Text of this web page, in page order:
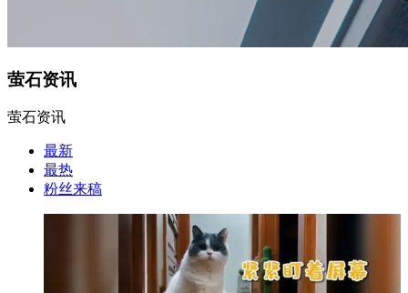
萤石资讯
萤石资讯
最新
最热
粉丝来稿